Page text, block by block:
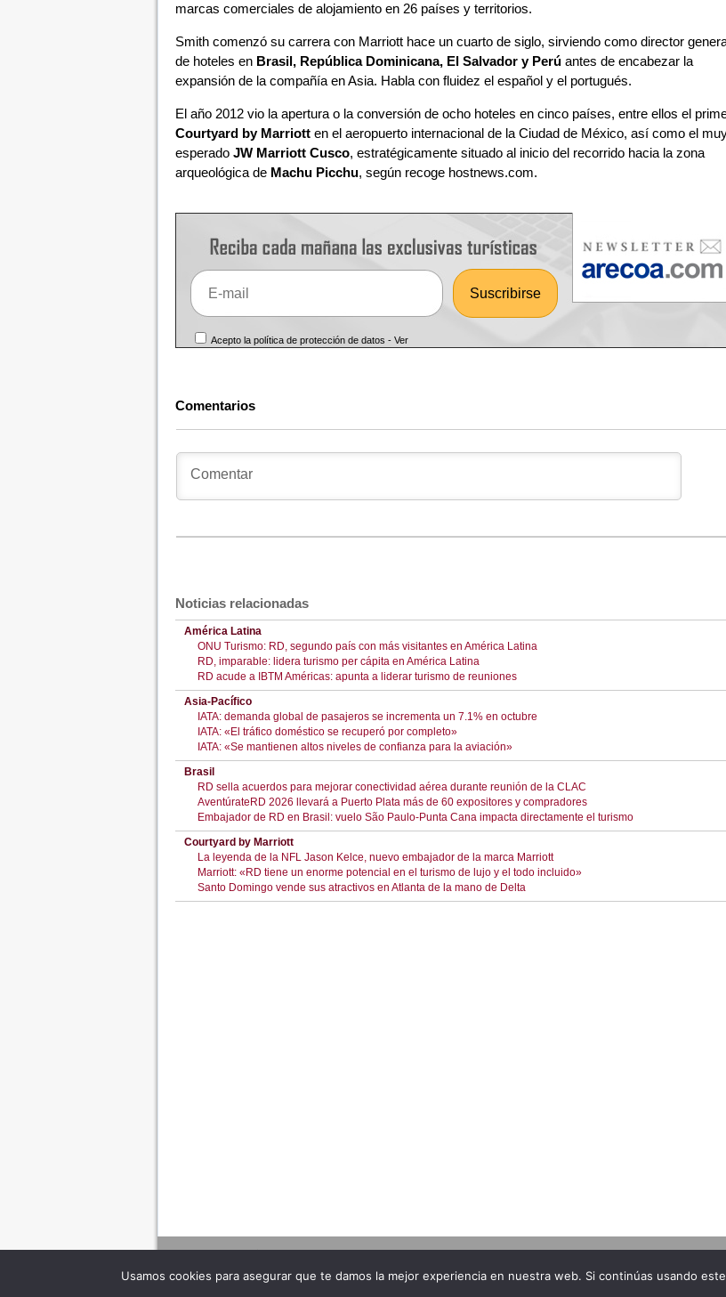
marcas comerciales de alojamiento en 26 países y territorios.
Smith comenzó su carrera con Marriott hace un cuarto de siglo, sirviendo como director
de hoteles enBrasil, República Dominicana, El Salvador y Perúantes de encabezar la
expansión de la compañía en Asia. Habla con fluidez el español y el portugués.
El año 2012 vio la apertura o la conversión de ocho hoteles en cinco países, entre ellos el
Courtyard by Marriotten el aeropuerto internacional de la Ciudad de México, así como el
esperado JW Marriott Cusco, estratégicamente situado al inicio del recorrido hacia la zona
arqueológica de Machu Picchu, según recoge hostnews.com.
Acepto la política de protección de datos -Ver
Comentarios
Noticias relacionadas
América Latina
ONU Turismo: RD, segundo país con más visitantes en América Latina
RD, imparable: lidera turismo per cápita en América Latina
RD acude a IBTM Américas: apunta a liderar turismo de reuniones
Asia-Pacífico
IATA: demanda global de pasajeros se incrementa un 7.1% en octubre
IATA: «El tráfico doméstico se recuperó por completo»
IATA: «Se mantienen altos niveles de confianza para la aviación»
Brasil
RD sella acuerdos para mejorar conectividad aérea durante reunión de la CLAC
AventúrateRD 2026 llevará a Puerto Plata más de 60 expositores y compradores
Embajador de RD en Brasil: vuelo São Paulo-Punta Cana impacta directamente el turismo
Courtyard by Marriott
La leyenda de la NFL Jason Kelce, nuevo embajador de la marca Marriott
Marriott: «RD tiene un enorme potencial en el turismo de lujo y el todo incluido»
Santo Domingo vende sus atractivos en Atlanta de la mano de Delta
Usamos cookies para asegurar que te damos la mejor experiencia en nuestra web. Si continúas usando